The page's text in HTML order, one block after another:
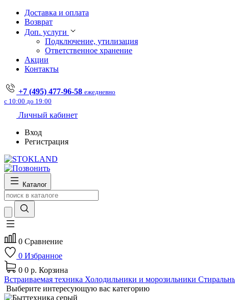
Доставка и оплата
Возврат
Доп. услуги
Подключение, утилизация
Ответственное хранение
Акции
Контакты
+7 (495) 477-96-58 ежедневно
с 10:00 до 19:00
Личный кабинет
Вход
Регистрация
Каталог
0 Сравнение
0 Избранное
0 0 р. Корзина
Встраиваемая техника Холодильники и морозильники
Выберите интересующую вас категорию